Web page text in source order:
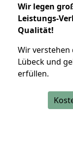
Wir legen
Leistungs-
Qualität!
Wir verstehen
Lübeck und
erfüllen.